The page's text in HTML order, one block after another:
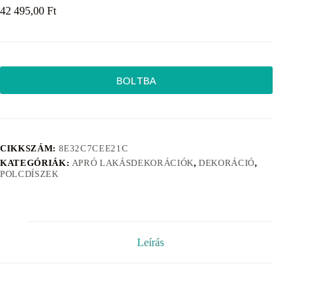
42 495,00 Ft
BOLTBA
CIKKSZÁM: 8E32C7CEE21C
KATEGÓRIÁK: APRÓ LAKÁSDEKORÁCIÓK,DEKORÁCIÓ,
POLCDÍSZEK
Leírás